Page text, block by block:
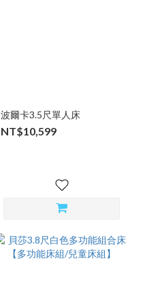
波爾卡3.5尺單人床
NT$10,599